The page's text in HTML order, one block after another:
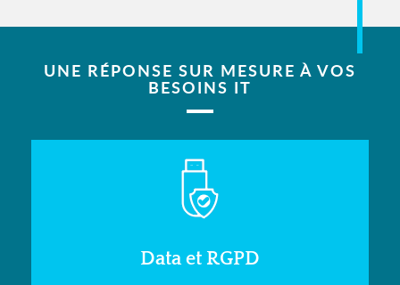
UNE RÉPONSE SUR MESURE À VOS
BESOINS IT
Data et RGPD